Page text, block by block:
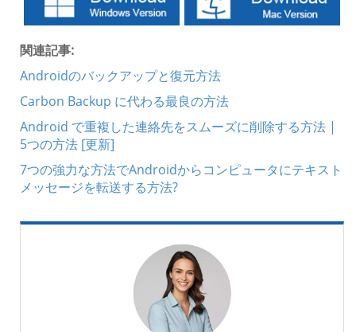
関連記事:
Androidのバックアップと復元方法
Carbon Backup に代わる最良の方法
Android で重複した連絡先をスムーズに削除する方法 |
5つの方法 [更新]
7つの強力な方法でAndroidからコンピュータにテキスト
メッセージを転送する方法?